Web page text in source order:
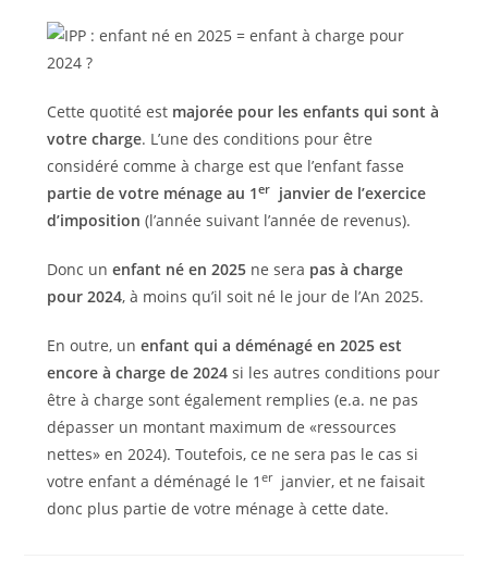
Cette quotité est majorée pour les enfants qui sont à
votre charge. L’une des conditions pour être
considéré comme à charge est que l’enfant fasse
partie de votre ménage au 1erjanvier de l’exercice
d’imposition (l’année suivant l’année de revenus).
Donc un enfant né en 2025ne sera pas à charge
pour 2024, à moins qu’il soit né le jour de l’An 2025.
En outre, un enfant qui a déménagé en 2025 est
encore à charge de 2024si les autres conditions pour
être à charge sont également remplies (e.a. ne pas
dépasser un montant maximum de «ressources
nettes» en 2024). Toutefois, ce ne sera pas le cas si
votre enfant a déménagé le 1 erjanvier, et ne faisait
donc plus partie de votre ménage à cette date.